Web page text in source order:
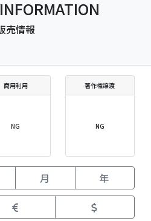
売情報
商用利用
NG
著作権譲渡
NG
月 年